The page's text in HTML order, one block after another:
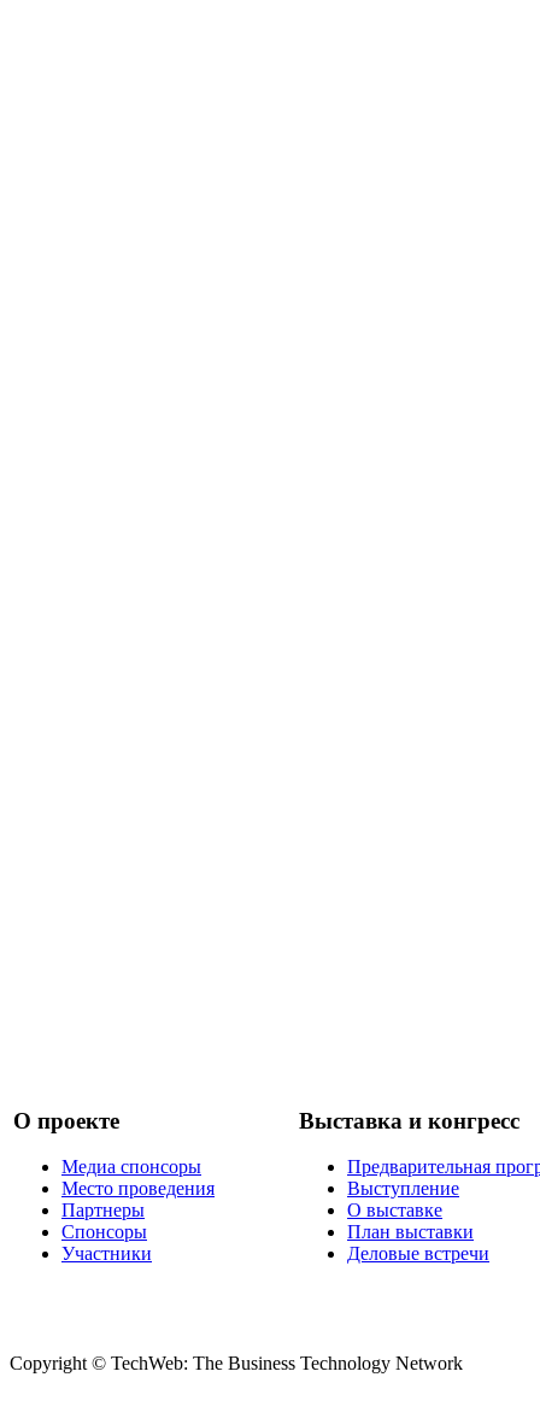
О проекте
Медиа спонсоры
Место проведения
Партнеры
Спонсоры
Участники
Выставка и конгресс
Предварительная
Выступление
О выставке
План выставки
Деловые встречи
Copyright © TechWeb: The Business Technology Network